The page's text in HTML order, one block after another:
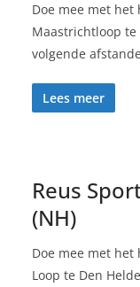
Doe mee met
Maastrichtloop te
volgende
Lees meer
Reus
(NH)
Doe mee met het
Loop te Den